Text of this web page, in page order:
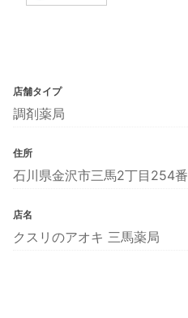
店舗タイプ
調剤薬局
住所
石川県金沢市三馬2丁目254番
店名
クスリのアオキ 三馬薬局